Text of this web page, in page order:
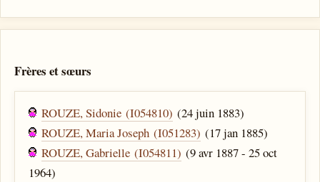
Frères et sœurs
ROUZE, Sidonie (I054810) (24 juin 1883)
ROUZE, Maria Joseph (I051283) (17 jan 1885)
ROUZE, Gabrielle (I054811) (9 avr 1887 - 25 oct
1964)